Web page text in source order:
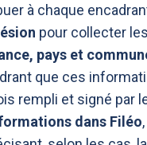
à chaque
pour collecter
pays et
que ces
rempli et signé par
dans Filéo